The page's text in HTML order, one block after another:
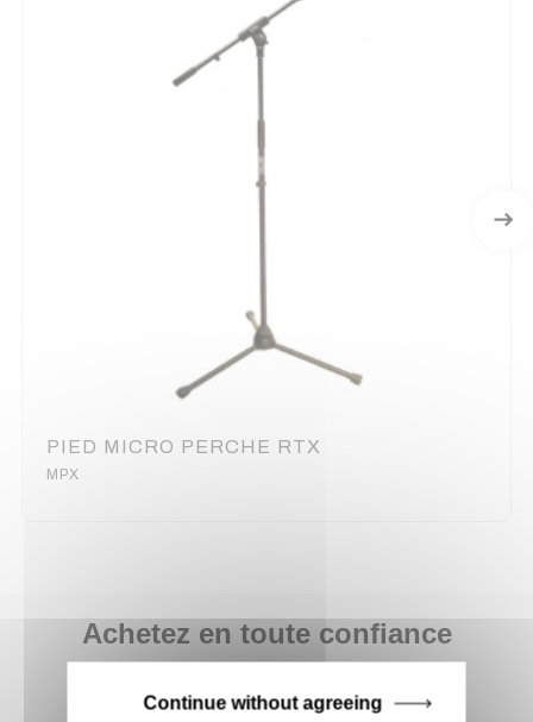
PIED MICRO PERCHE RTX
MPX
Achetez en toute confiance
Continue without agreeing